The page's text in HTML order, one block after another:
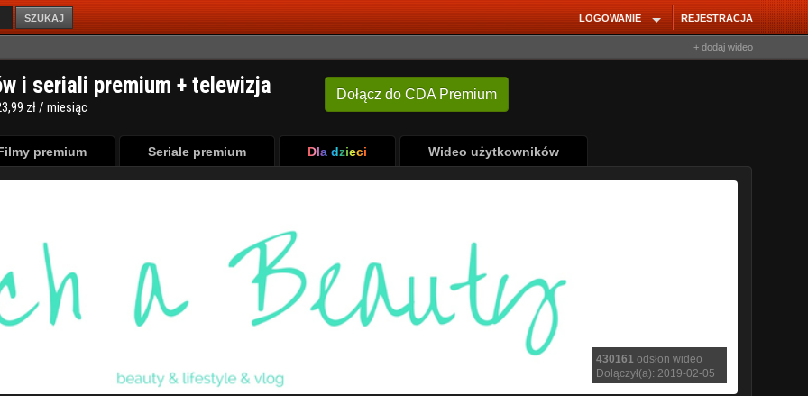
SZUKAJ LOGOWANIE REJESTRACJA
+ dodaj wideo
premium Seriale premium Dla dzieci Wideo użytkowników
430161 odsłon wideo
Dołączył(a): 2019-02-05